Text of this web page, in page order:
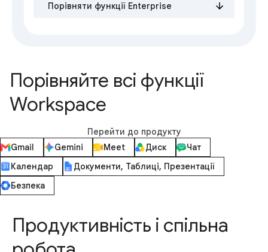
Порівняти функції Enterprise
Порівняйте всі функції
Workspace
Перейти до продукту
Gmail
Gemini Meet Диск
Чат
Календар
Документи, Таблиці, Презентації
Безпека
Продуктивність і спільна